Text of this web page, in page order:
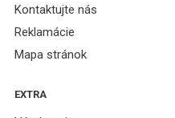
Kontaktujte nás
Reklamácie
Mapa stránok
EXTRA